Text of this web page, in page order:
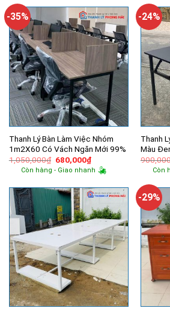
1,600,000₫.
-35%
Thanh Lý Bàn Làm Việc Nhóm
1m2X60 Có Vách Ngăn Mới 99%
1,050,000₫ Giá
gốc
là:
680,000₫Giá
hiện
tại
680,000₫.
Còn hàng - Giao nhanh
-24%
Thanh
Màu
Còn
-29%